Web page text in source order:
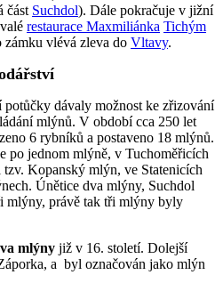
část Suchdol). Dále pokračuje v jižní
restaurace Maxmiliánka Tichým
zámku vlévá zleva do Vltavy.
potůčky dávaly možnost ke zřizování
mlýnů. V období cca 250 let
6 rybníků a postaveno 18 mlýnů.
po jednom mlýně, v Tuchoměřicích
Kopanský mlýn, ve Statenicích
Únětice dva mlýny, Suchdol
mlýny, právě tak tři mlýny byly
mlýny již v 16. století. Dolejší
a byl označován jako mlýn